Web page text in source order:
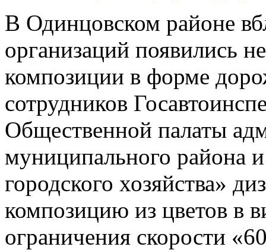
В Одинцовском районе
организаций появились
композиции в форме
сотрудников
Общественной палаты
муниципального района
городского хозяйства»
композицию из цветов в
ограничения скорости